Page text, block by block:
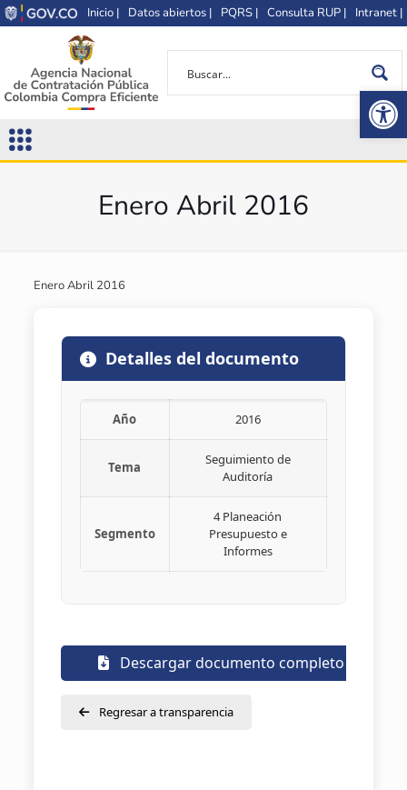
Inicio | Datos abiertos | PQRS | Consulta RUP | Intranet |
Enero Abril 2016
Enero Abril 2016
Detalles del documento
Año 2016
Tema
Seguimiento de
Auditoría
Segmento
4 Planeación
Presupuesto e
Informes
Descargar documento completo
Regresar a transparencia